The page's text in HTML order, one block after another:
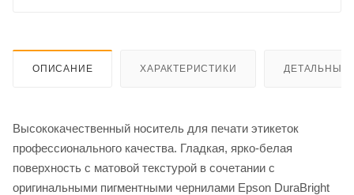
ОПИСАНИЕ ХАРАКТЕРИСТИКИ ДЕТАЛЬНЫЕ
Высококачественный носитель для печати этикеток
профессионального качества. Гладкая, ярко-белая
поверхность с матовой текстурой в сочетании с
оригинальными пигментными чернилами Epson DuraBright